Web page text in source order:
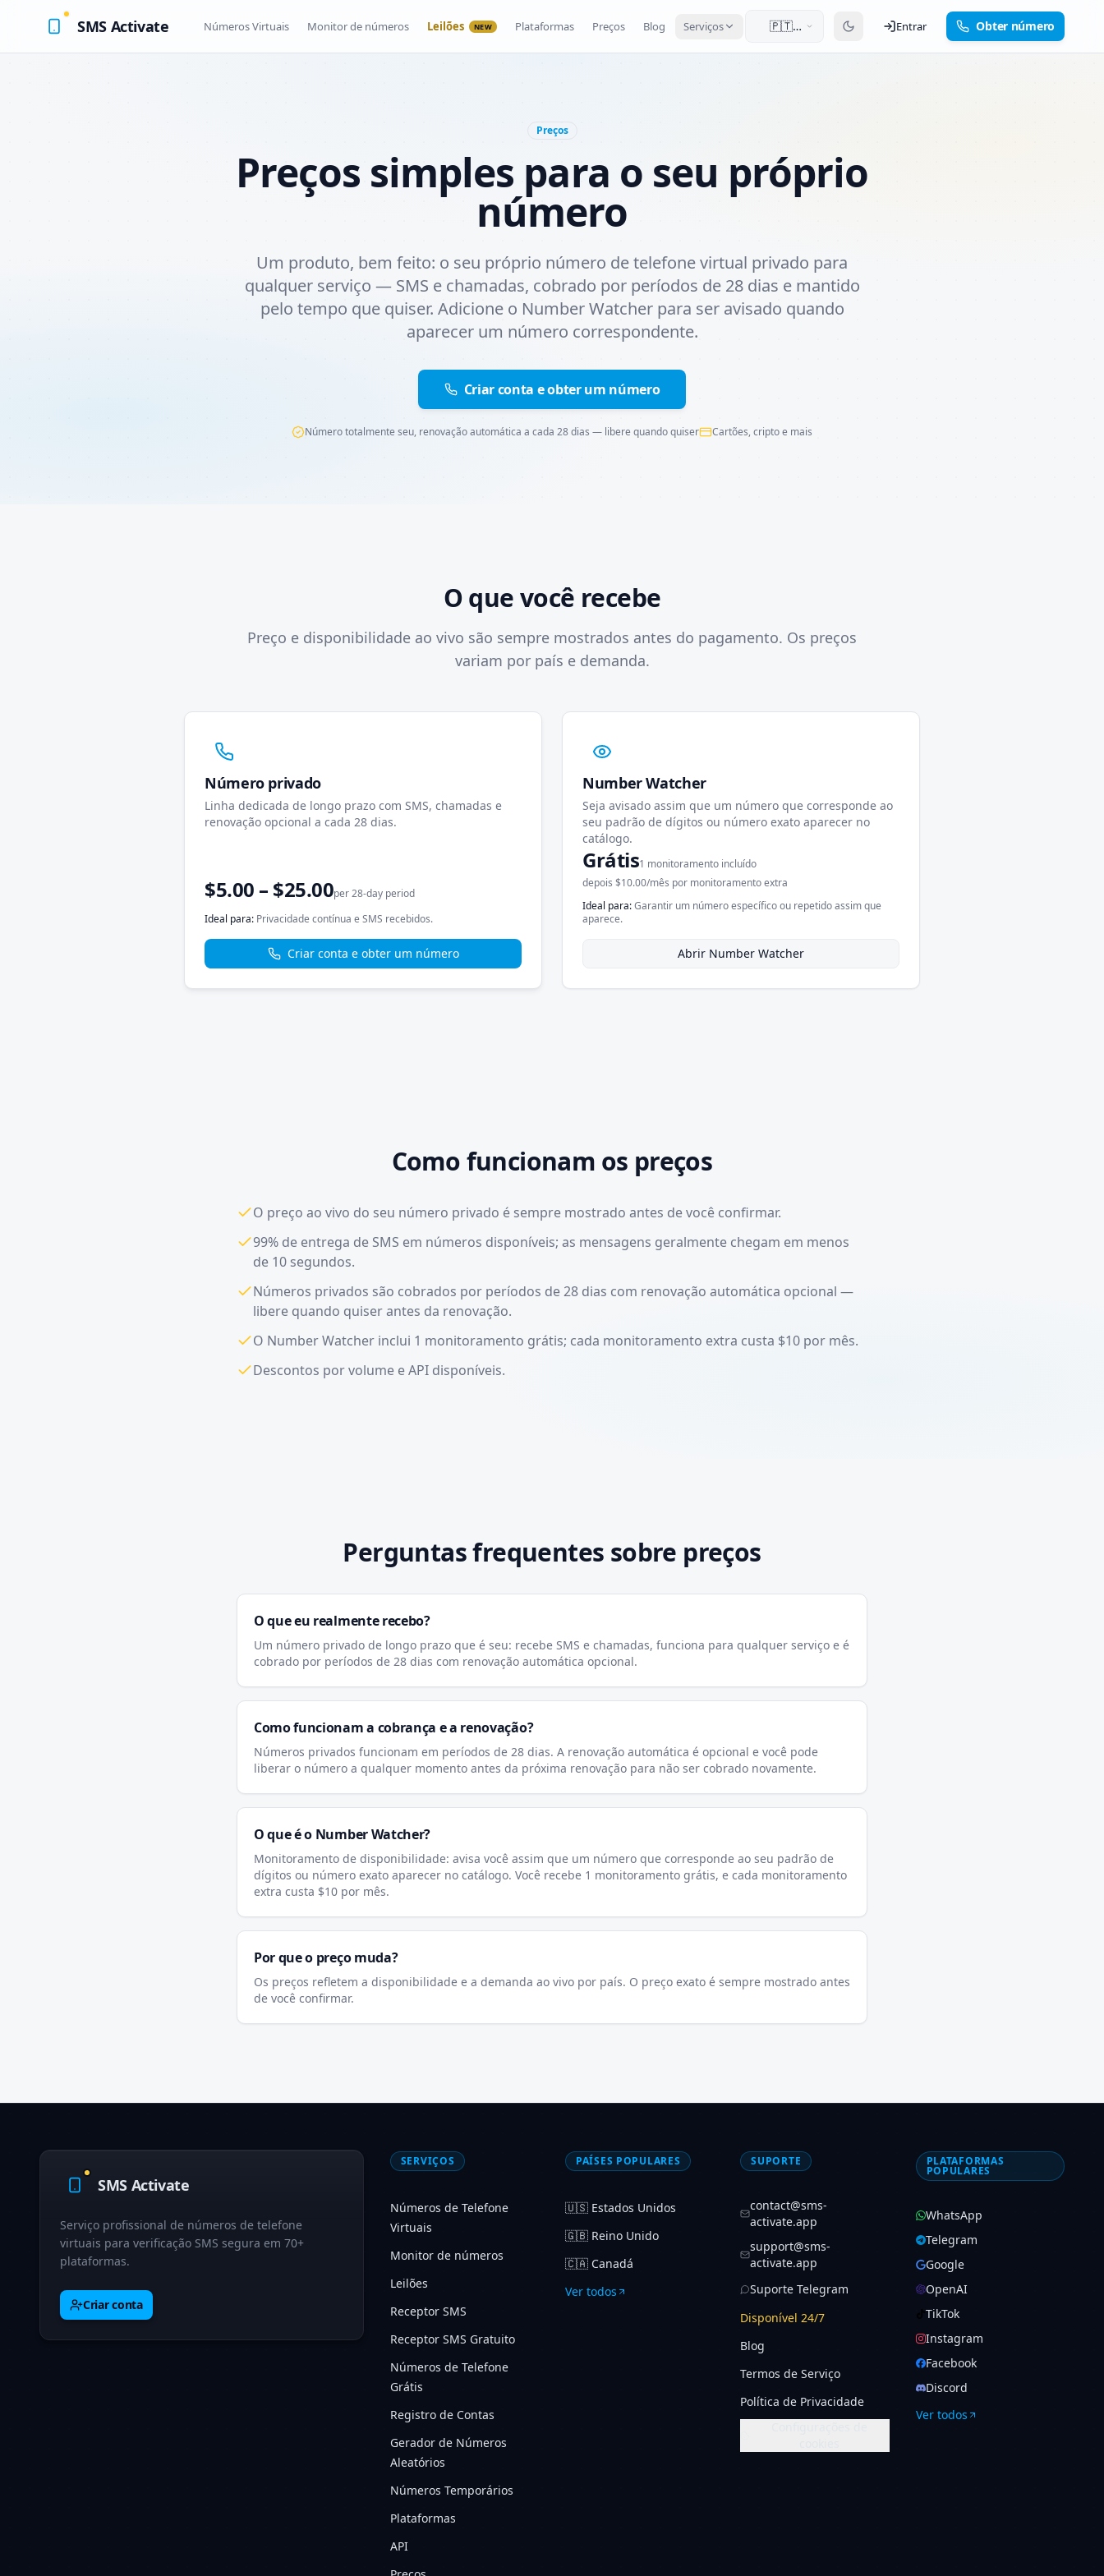
SMS Activate Números Virtuais Monitor de números Leilões NEW Plataformas Preços Blog Serviços
🇵🇹
Entrar Obter número
Preços
Preços simples para o seu próprio
número
Um produto, bem feito: o seu próprio número de telefone virtual privado para
qualquer serviço — SMS e chamadas, cobrado por períodos de 28 dias e mantido
pelo tempo que quiser. Adicione o Number Watcher para ser avisado quando
aparecer um número correspondente.
Criar conta e obter um número
Número totalmente seu, renovação automática a cada 28 dias — libere quando quiser Cartões, cripto e mais
O que você recebe
Preço e disponibilidade ao vivo são sempre mostrados antes do pagamento. Os preços
variam por país e demanda.
Número privado
Linha dedicada de longo prazo com SMS, chamadas e
renovação opcional a cada 28 dias.
$5.00 – $25.00per 28-day period
Ideal para: Privacidade contínua e SMS recebidos.
Criar conta e obter um número
Number Watcher
Seja avisado assim que um número que corresponde ao
seu padrão de dígitos ou número exato aparecer no
catálogo.
Grátis1 monitoramento incluído
depois $10.00/mês por monitoramento extra
Ideal para:Garantir um número específico ou repetido assim que
aparece.
Abrir Number Watcher
Como funcionam os preços
O preço ao vivo do seu número privado é sempre mostrado antes de você confirmar.
99% de entrega de SMS em números disponíveis; as mensagens geralmente chegam em menos
de 10 segundos.
Números privados são cobrados por períodos de 28 dias com renovação automática opcional —
libere quando quiser antes da renovação.
O Number Watcher inclui 1 monitoramento grátis; cada monitoramento extra custa $10 por mês.
Descontos por volume e API disponíveis.
Perguntas frequentes sobre preços
O que eu realmente recebo?
Um número privado de longo prazo que é seu: recebe SMS e chamadas, funciona para qualquer serviço e é
cobrado por períodos de 28 dias com renovação automática opcional.
Como funcionam a cobrança e a renovação?
Números privados funcionam em períodos de 28 dias. A renovação automática é opcional e você pode
liberar o número a qualquer momento antes da próxima renovação para não ser cobrado novamente.
O que é o Number Watcher?
Monitoramento de disponibilidade: avisa você assim que um número que corresponde ao seu padrão de
dígitos ou número exato aparecer no catálogo. Você recebe 1 monitoramento grátis, e cada monitoramento
extra custa $10 por mês.
Por que o preço muda?
Os preços refletem a disponibilidade e a demanda ao vivo por país. O preço exato é sempre mostrado antes
de você confirmar.
SMS Activate
Serviço profissional de números de telefone
virtuais para verificação SMS segura em 70+
plataformas.
Criar conta
SERVIÇOS
Números de Telefone
Virtuais
Monitor de números
Leilões
Receptor SMS
Receptor SMS Gratuito
Números de Telefone
Grátis
Registro de Contas
Gerador de Números
Aleatórios
Números Temporários
Plataformas
API
PAÍSES POPULARES
🇺🇸 Estados Unidos
🇬🇧 Reino Unido
🇨🇦 Canadá
Ver todos
SUPORTE
contact@sms-
activate.app
support@sms-
activate.app
Suporte Telegram
Disponível 24/7
Blog
Termos de Serviço
Política de Privacidade
PLATAFORMAS
POPULARES
WhatsApp
Telegram
Google
OpenAI
TikTok
Instagram
Facebook
Discord
Ver todos